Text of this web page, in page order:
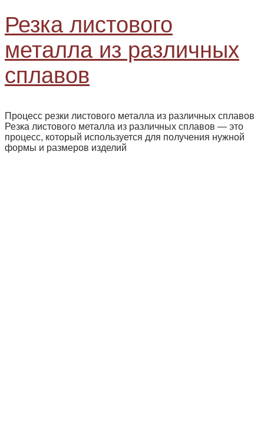
Резка листового
металла из различных
сплавов
Процесс резки листового металла из различных сплавов
Резка листового металла из различных сплавов — это
процесс, который используется для получения нужной
формы и размеров изделий